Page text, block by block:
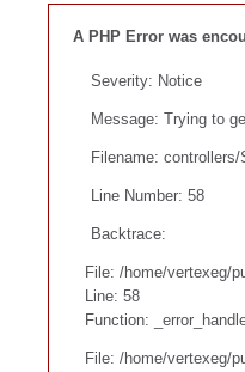
A PHP Error was
Severity: Notice
Message: Trying to
Filename:
Line Number: 58
Backtrace:
File: /home/vertexeg/
Line: 58
Function:
File: /home/vertexeg/